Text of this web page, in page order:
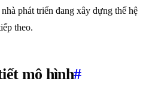
phát triển đang xây dựng thế hệ
theo.
mô hình#